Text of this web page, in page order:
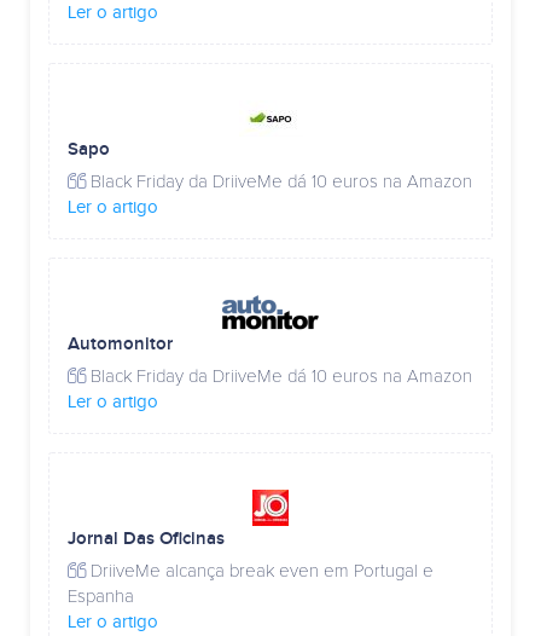
Ler o artigo
Sapo
Black Friday da DriiveMe dá 10 euros na Amazon
Ler o artigo
Automonitor
Black Friday da DriiveMe dá 10 euros na Amazon
Ler o artigo
Jornal Das Oficinas
DriiveMe alcança break even em Portugal e
Espanha
Ler o artigo